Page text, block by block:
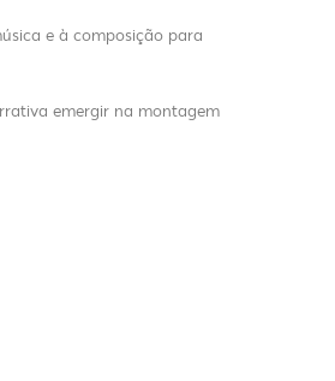
e à composição para
emergir na montagem